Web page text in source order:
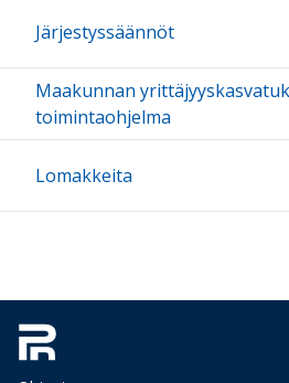
Järjestyssäännöt
Maakunnan
toimintaohjelma
Lomakkeita